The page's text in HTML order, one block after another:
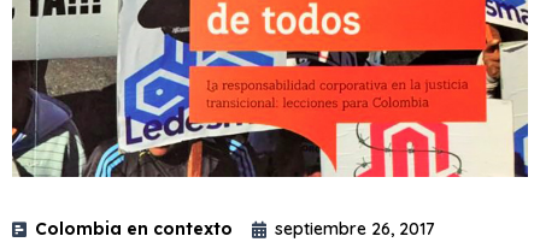
Colombia en contexto septiembre 26, 2017